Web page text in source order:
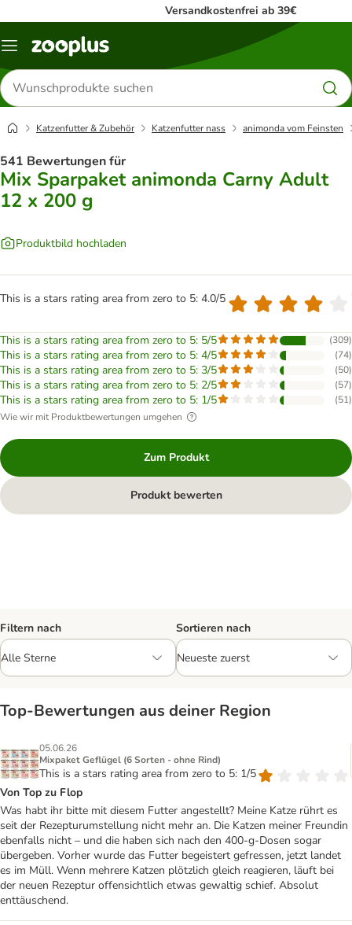
Versandkostenfrei ab 39€
Menü
Produkte
suchen
Katzenfutter & Zubehör Katzenfutter nass animonda vom Feinsten
541 Bewertungen für
Mix Sparpaket animonda Carny Adult
12 x 200 g
Produktbild hochladen
This is a stars rating area from zero to 5: 4.0/5
This is a stars rating area from zero to 5: 5/5 (309)
This is a stars rating area from zero to 5: 4/5 (74)
This is a stars rating area from zero to 5: 3/5 (50)
This is a stars rating area from zero to 5: 2/5 (57)
This is a stars rating area from zero to 5: 1/5 (51)
Wie wir mit Produktbewertungen umgehen
Zum Produkt
Produkt bewerten
Filtern nach Sortieren nach
Top‑Bewertungen aus deiner Region
05.06.26
Mixpaket Geflügel (6 Sorten - ohne Rind)
This is a stars rating area from zero to 5: 1/5
Von Top zu Flop
Was habt ihr bitte mit diesem Futter angestellt? Meine Katze rührt es
seit der Rezepturumstellung nicht mehr an. Die Katzen meiner Freundin
ebenfalls nicht – und die haben sich nach den 400-g-Dosen sogar
übergeben. Vorher wurde das Futter begeistert gefressen, jetzt landet
es im Müll. Wenn mehrere Katzen plötzlich gleich reagieren, läuft bei
der neuen Rezeptur offensichtlich etwas gewaltig schief. Absolut
enttäuschend.